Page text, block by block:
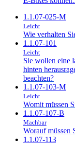
1.1.07-025-M
Leicht
Wie verhalten
1.1.07-101
Leicht
Sie wollen eine
hinten
beachten?
1.1.07-103-M
Leicht
Womit müssen
1.1.07-107-B
Machbar
Worauf müssen
1.1.07-113